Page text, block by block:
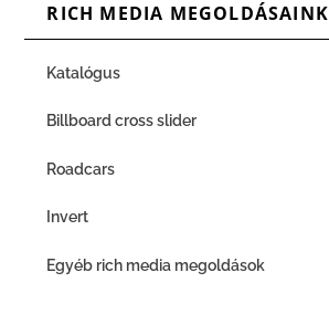
RICH MEDIA MEGOLDÁSAINK
Katalógus
Billboard cross slider
Roadcars
Invert
Egyéb rich media megoldások